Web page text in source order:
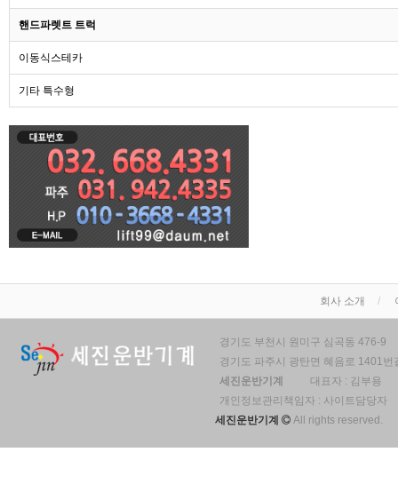
핸드파렛트 트럭
이동식스테카
기타 특수형
회사 소개
경기도 부천시 원미구 심곡동 476-9
경기도 파주시 광탄면 혜음로 1401번
세진운반기계
대표자 : 김부용
개인정보관리책임자 : 사이트담당자
세진운반기계
All rights reserved.